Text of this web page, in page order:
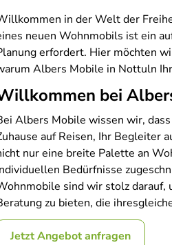
in der Welt der
neuen Wohnmobils ist ein
erfordert. Hier möchten
Albers Mobile in Nottuln
bei
Albers Mobile wissen wir,
auf Reisen, Ihr Begleiter
nur eine breite Palette an
Bedürfnisse
sind wir stolz darauf,
zu bieten, die
Jetzt Angebot anfragen